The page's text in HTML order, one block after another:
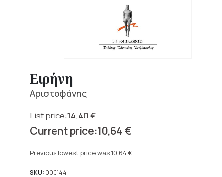
Ειρήνη
Αριστοφάνης
14,40€
Original
price
14,40 €.
10,64€
price
Previous lowest price was 10,64 €.
SKU: 000144